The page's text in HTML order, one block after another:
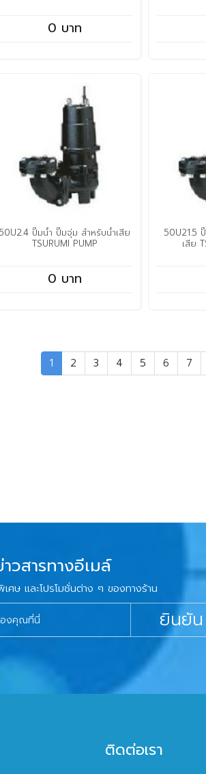
0 บาท
50U2.4 ปั๊มน้ำ ปั๊มจุ่ม สำหรับน้ำเสีย
TSURUMI PUMP
0 บาท
50U21.5
เสีย
1 2 3 4 5 6 7
วสารทางอีเมล์
ศษ และโปรโมชั่นต่าง ๆ ของทางร้าน
ยินยัน
ติดต่อเรา